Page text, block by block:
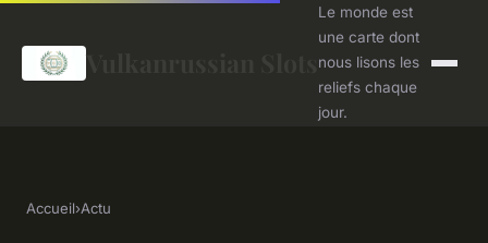
Le monde est
une carte dont
nous lisons les
reliefs chaque
jour.
Accueil›Actu